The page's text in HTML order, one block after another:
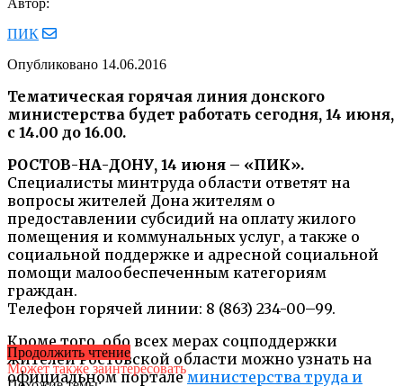
Автор:
ПИК
Опубликовано 14.06.2016
Тематическая горячая линия донского
министерства будет работать сегодня, 14 июня,
с 14.00 до 16.00.
РОСТОВ-НА-ДОНУ, 14 июня – «ПИК».
Специалисты минтруда области ответят на
вопросы жителей Дона жителям о
предоставлении субсидий на оплату жилого
помещения и коммунальных услуг, а также о
социальной поддержке и адресной социальной
помощи малообеспеченным категориям
граждан.
Телефон горячей линии: 8 (863) 234-00–99.
Кроме того, обо всех мерах соцподдержки
жителей Ростовской области можно узнать на
официальном порталеминистерства труда и
Продолжить чтение
Может также заинтересовать